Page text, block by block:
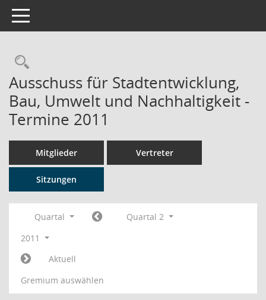
Toggle navigation
Rechercheauswahl
Ausschuss für Stadtentwicklung,
Bau, Umwelt und Nachhaltigkeit -
Termine 2011
Mitglieder Vertreter
Sitzungen
Quartal
Quartal 2
2011
Aktuell
Gremium auswählen